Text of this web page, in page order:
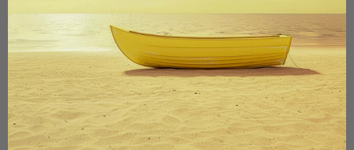
Ποσότητα
ΑΓΟΡΆ
 Διαθέσιμο
Παράδοση 1 έως 3 ημέρες